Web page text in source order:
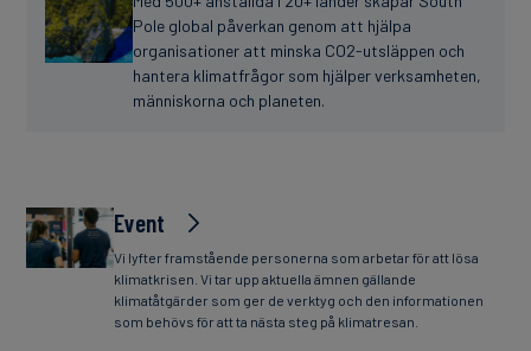
Pole global påverkan genom att hjälpa
organisationer att minska CO2-utsläppen och
hantera klimatfrågor som hjälper verksamheten,
människorna och planeten.
Event
Vi lyfter framstående personerna som arbetar för att lösa
klimatkrisen. Vi tar upp aktuella ämnen gällande
klimatåtgärder som ger de verktyg och den informationen
som behövs för att ta nästa steg på klimatresan.